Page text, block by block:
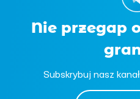
Nie przegap
Subskrybuj nasz